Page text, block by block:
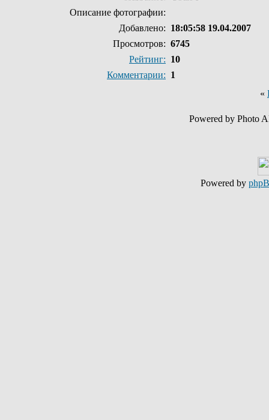
Описание фотографии:
Добавлено: 18:05:58 19.04.2007
Просмотров: 6745
Рейтинг: 10
Комментарии: 1
«
Powered by Photo
Powered by